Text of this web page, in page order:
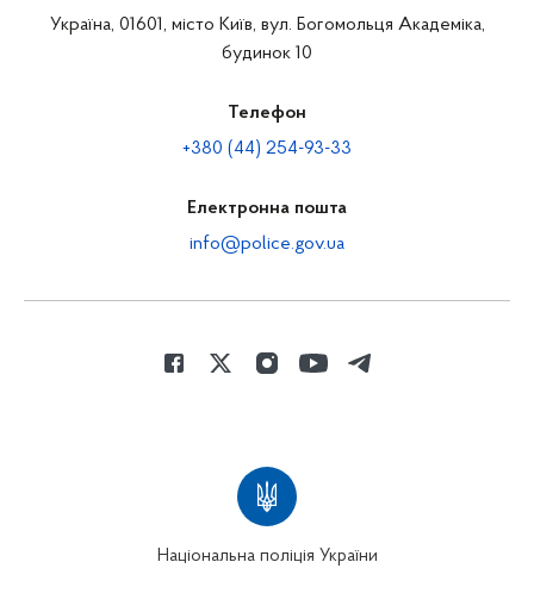
Україна, 01601, місто Київ, вул. Богомольця Академіка,
будинок 10
Телефон
+380 (44) 254-93-33
Електронна пошта
info@police.gov.ua
Національна поліція України